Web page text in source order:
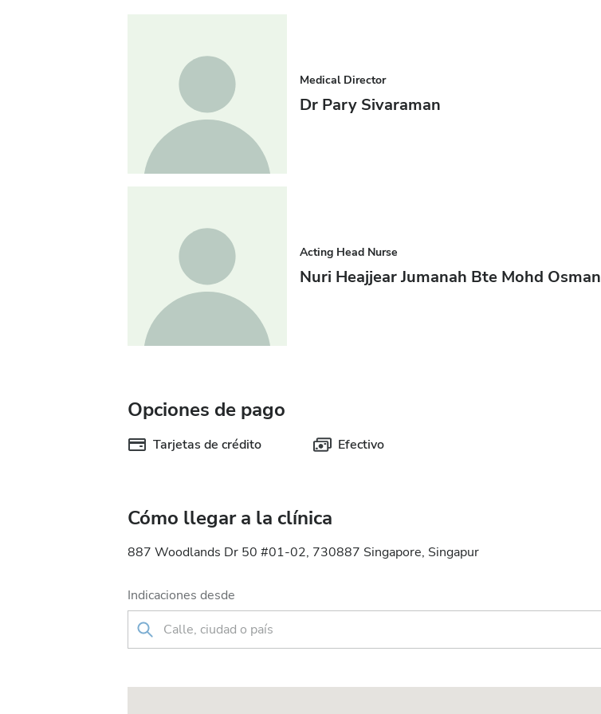
Medical Director
Dr Pary Sivaraman
Acting Head Nurse
Nuri Heajjear Jumanah Bte Mohd Osman
Opciones de pago
Tarjetas de crédito Efectivo
Cómo llegar a la clínica
887 Woodlands Dr 50 #01-02, 730887 Singapore, Singapur
Indicaciones desde